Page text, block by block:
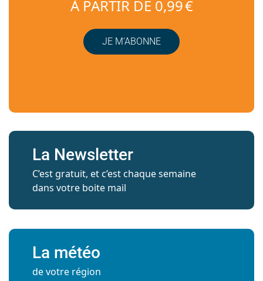
À PARTIR DE 0,99 €
JE M’ABONNE
La Newsletter
C’est gratuit, et c’est chaque semaine
dans votre boite mail
La météo
de votre région